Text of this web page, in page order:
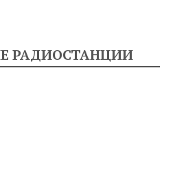
РАДИОСТАНЦИИ